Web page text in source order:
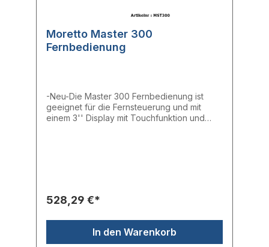
Moretto Master 300
Fernbedienung
-Neu-Die Master 300 Fernbedienung ist
geeignet für die Fernsteuerung und mit
einem 3'' Display mit Touchfunktion und
528,29 €*
In den Warenkorb